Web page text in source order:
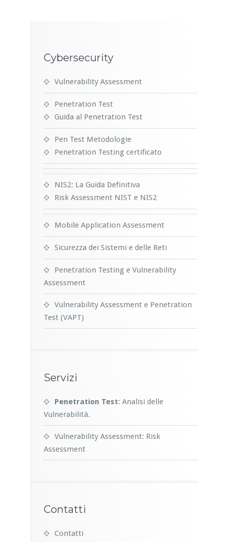
Cybersecurity
Vulnerability Assessment
Penetration Test
Guida al Penetration Test
Pen Test Metodologie
Penetration Testing certificato
NIS2: La Guida Definitiva
Risk Assessment NIST e NIS2
Mobile Application Assessment
Sicurezza dei Sistemi e delle Reti
Penetration Testing e Vulnerability
Assessment
Vulnerability Assessment e Penetration
Test (VAPT)
Servizi
Penetration Test: Analisi delle
Vulnerabilità.
Vulnerability Assessment: Risk
Assessment
Contatti
Contatti